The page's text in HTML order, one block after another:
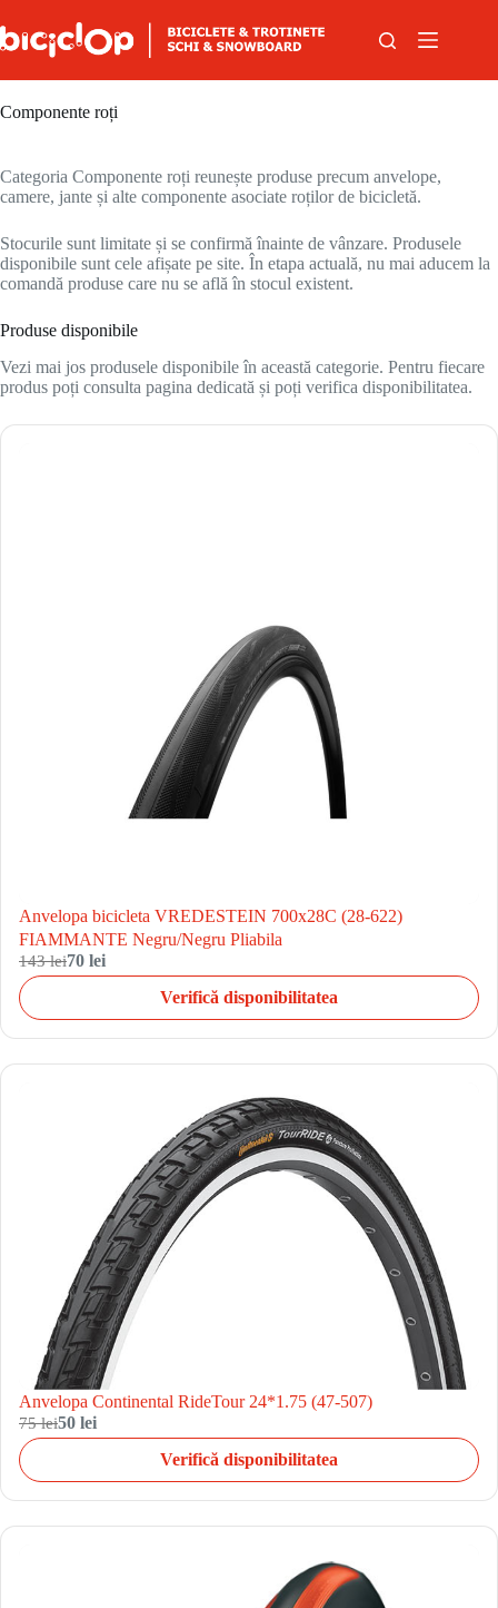
Componente roți
Categoria Componente roți reunește produse precum anvelope,
camere, jante și alte componente asociate roților de bicicletă.
Stocurile sunt limitate și se confirmă înainte de vânzare. Produsele
disponibile sunt cele afișate pe site. În etapa actuală, nu mai aducem la
comandă produse care nu se află în stocul existent.
Produse disponibile
Vezi mai jos produsele disponibile în această categorie. Pentru fiecare
produs poți consulta pagina dedicată și poți verifica disponibilitatea.
Anvelopa bicicleta VREDESTEIN 700x28C (28-622)
FIAMMANTE Negru/Negru Pliabila
143 lei70 lei
Verifică disponibilitatea
Anvelopa Continental RideTour 24*1.75 (47-507)
75 lei50 lei
Verifică disponibilitatea